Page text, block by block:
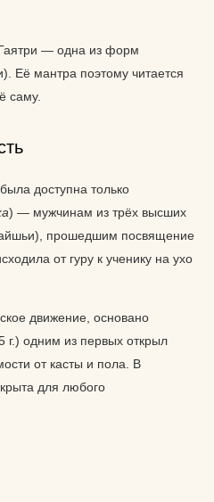
— одна из форм
Её мантра поэтому читается
саму.
доступна только
) — мужчинам из трёх высших
прошедшим посвящение
от гуру к ученику на ухо
движение, основано
г.) одним из первых открыл
от касты и пола. В
для любого